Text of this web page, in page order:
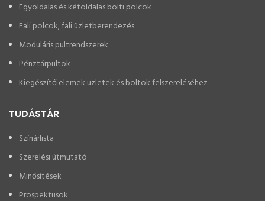
Egyoldalas és kétoldalas bolti polcok
Fali polcok, fali üzletberendezés
Moduláris pultrendszerek
Pénztárpultok
Kiegészítő elemek üzletek és boltok felszereléséhez
TUDÁSTÁR
Színárlista
Szerelési útmutató
Minősítések
Prospektusok